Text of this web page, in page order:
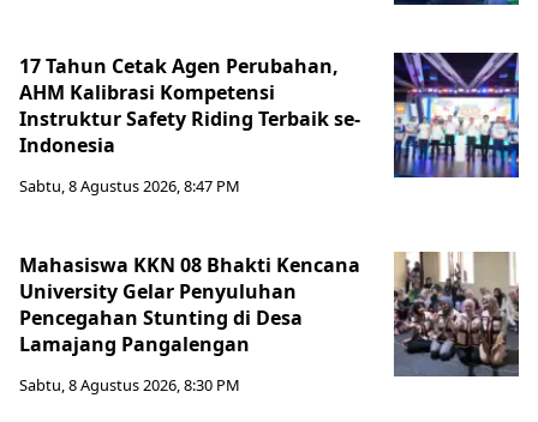
17 Tahun Cetak Agen Perubahan,
AHM Kalibrasi Kompetensi
Instruktur Safety Riding Terbaik se-
Indonesia
Sabtu, 8 Agustus 2026, 8:47 PM
Mahasiswa KKN 08 Bhakti Kencana
University Gelar Penyuluhan
Pencegahan Stunting di Desa
Lamajang Pangalengan
Sabtu, 8 Agustus 2026, 8:30 PM